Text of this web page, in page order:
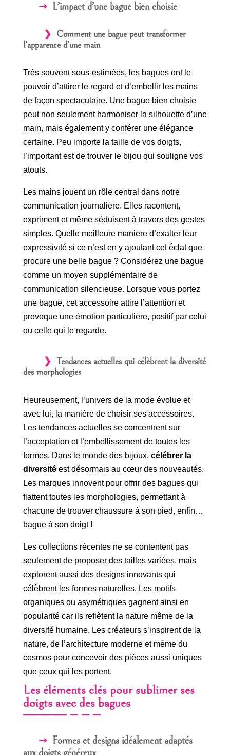
L’impact d’une bague bien choisie
Comment une bague peut transformer
l’apparence d’une main
Très souvent sous-estimées, les bagues ont le
pouvoir d’attirer le regard et d’embellir les mains
de façon spectaculaire. Une bague bien choisie
peut non seulement harmoniser la silhouette d’une
main, mais également y conférer une élégance
certaine. Peu importe la taille de vos doigts,
l’important est de trouver le bijou qui souligne vos
atouts.
Les mains jouent un rôle central dans notre
communication journalière. Elles racontent,
expriment et même séduisent à travers des gestes
simples. Quelle meilleure manière d’exalter leur
expressivité si ce n’est en y ajoutant cet éclat que
procure une belle bague ? Considérez une bague
comme un moyen supplémentaire de
communication silencieuse. Lorsque vous portez
une bague, cet accessoire attire l’attention et
provoque une émotion particulière, positif par celui
ou celle qui le regarde.
Tendances actuelles qui célèbrent la diversité
des morphologies
Heureusement, l’univers de la mode évolue et
avec lui, la manière de choisir ses accessoires.
Les tendances actuelles se concentrent sur
l’acceptation et l’embellissement de toutes les
formes. Dans le monde des bijoux, célébrer la
diversitéest désormais au cœur des nouveautés.
Les marques innovent pour offrir des bagues qui
flattent toutes les morphologies, permettant à
chacune de trouver chaussure à son pied, enfin…
bague à son doigt !
Les collections récentes ne se contentent pas
seulement de proposer des tailles variées, mais
explorent aussi des designs innovants qui
célèbrent les formes naturelles. Les motifs
organiques ou asymétriques gagnent ainsi en
popularité car ils reflètent la nature même de la
diversité humaine. Les créateurs s’inspirent de la
nature, de l’architecture moderne et même du
cosmos pour concevoir des pièces aussi uniques
que ceux qui les portent.
Les éléments clés pour sublimer ses
doigts avec des bagues
Formes et designs idéalement adaptés